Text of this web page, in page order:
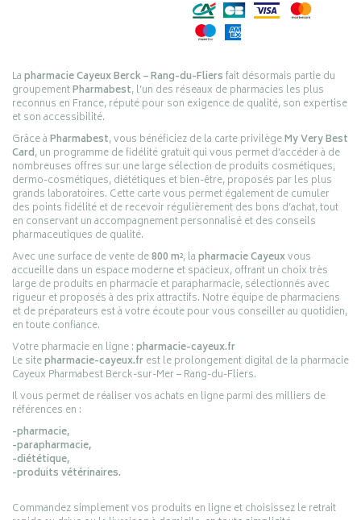
Lapharmacie Cayeux Berck – Rang-du-Fliersfait désormais partie du
groupementPharmabest, l’un des réseaux de pharmacies les plus
reconnus en France, réputé pour son exigence de qualité, son expertise
et son accessibilité.
Grâce àPharmabest, vous bénéficiez de la carte privilègeMy Very Best
Card, un programme de fidélité gratuit qui vous permet d’accéder à de
nombreuses offres sur une large sélection de produits cosmétiques,
dermo-cosmétiques, diététiques et bien-être, proposés par les plus
grands laboratoires. Cette carte vous permet également de cumuler
des points fidélité et de recevoir régulièrement des bons d’achat, tout
en conservant un accompagnement personnalisé et des conseils
pharmaceutiques de qualité.
Avec une surface de vente de800 m², lapharmacie Cayeuxvous
accueille dans un espace moderne et spacieux, offrant un choix très
large de produits en pharmacie et parapharmacie, sélectionnés avec
rigueur et proposés à des prix attractifs. Notre équipe de pharmaciens
et de préparateurs est à votre écoute pour vous conseiller au quotidien,
en toute confiance.
Votre pharmacie en ligne :pharmacie-cayeux.fr
Le sitepharmacie-cayeux.frest le prolongement digital de la pharmacie
Cayeux Pharmabest Berck-sur-Mer – Rang-du-Fliers.
Il vous permet de réaliser vos achats en ligne parmi des milliers de
références en :
-pharmacie,
-parapharmacie,
-diététique,
-produits vétérinaires.
Commandez simplement vos produits en ligne et choisissez le retrait